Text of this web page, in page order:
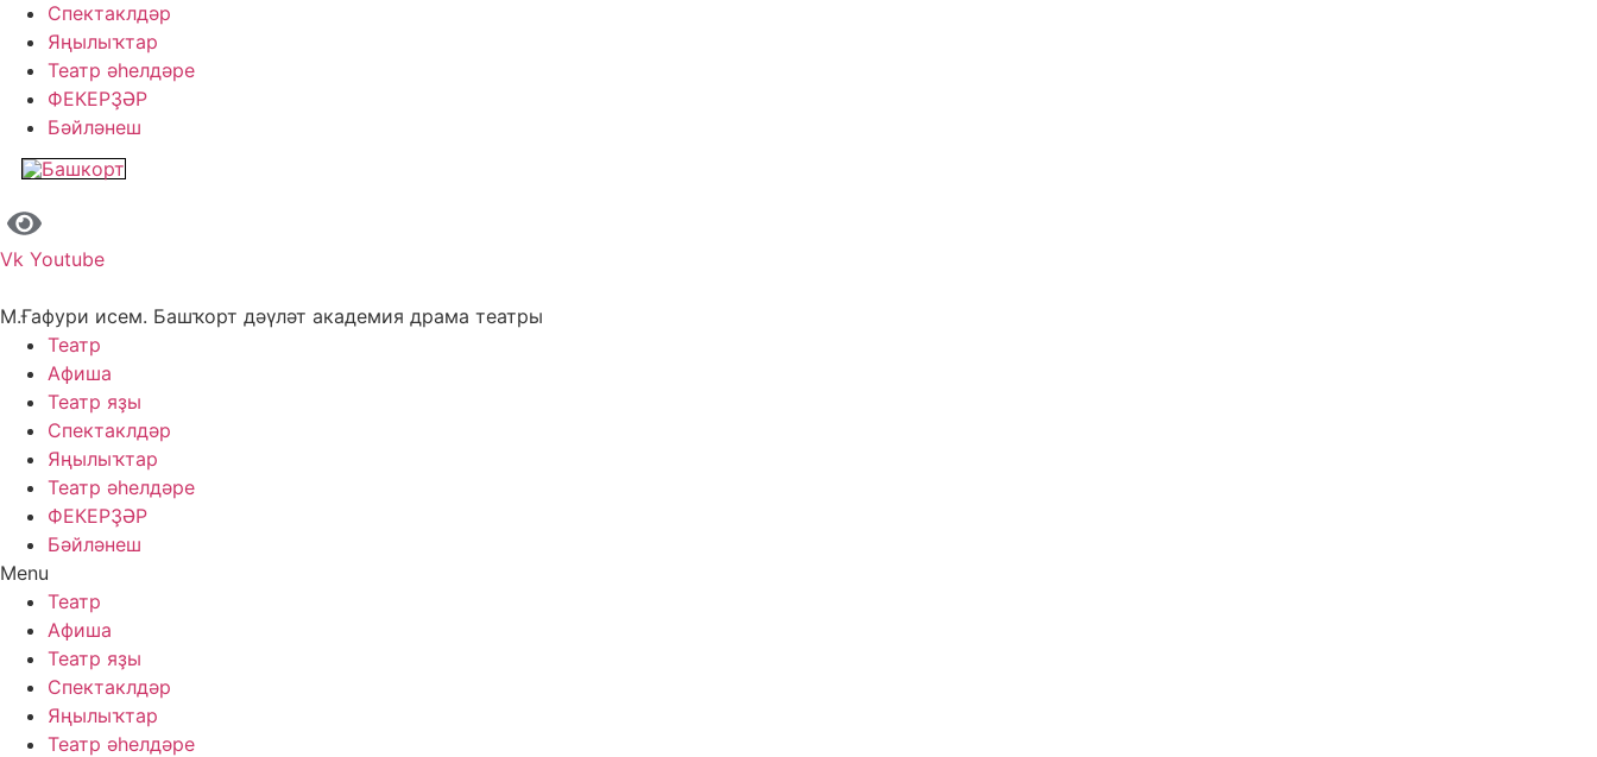
Спектаклдәр
Яңылыҡтар
Театр әһелдәре
ФЕКЕРҘӘР
Бәйләнеш
Vk Youtube
М.Ғафури исем. Башҡорт дәүләт академия драма театры
Театр
Афиша
Театр яҙы
Спектаклдәр
Яңылыҡтар
Театр әһелдәре
ФЕКЕРҘӘР
Бәйләнеш
Menu
Театр
Афиша
Театр яҙы
Спектаклдәр
Яңылыҡтар
Театр әһелдәре